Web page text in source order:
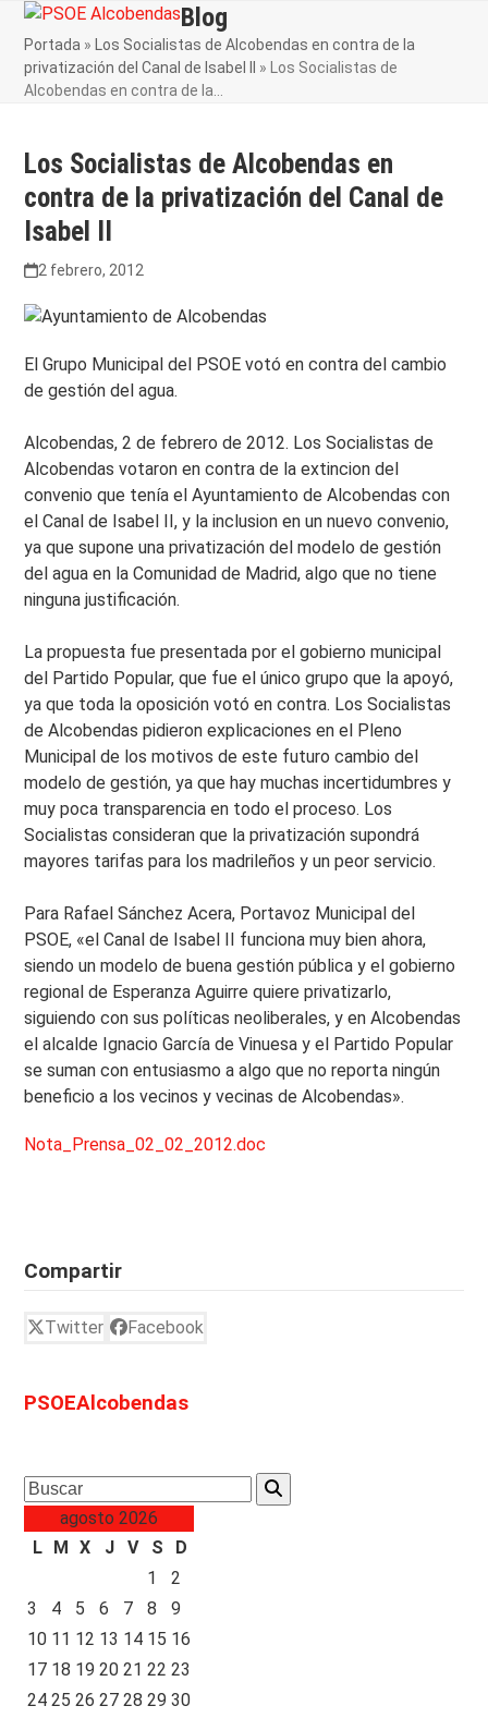
Skip
content
Open
mobile
menu
Close
mobile
menu
Blog
Portada »
Los Socialistas de Alcobendas en contra de la
privatización del Canal de Isabel II
»
Los Socialistas de
Alcobendas en contra de la…
Los Socialistas de Alcobendas en
contra de la privatización del Canal de
Isabel II
2 febrero, 2012
El Grupo Municipal del PSOE votó en contra del cambio
de gestión del agua.
Alcobendas, 2 de febrero de 2012. Los Socialistas de
Alcobendas votaron en contra de la extincion del
convenio que tenía el Ayuntamiento de Alcobendas con
el Canal de Isabel II, y la inclusion en un nuevo convenio,
ya que supone una privatización del modelo de gestión
del agua en la Comunidad de Madrid, algo que no tiene
ninguna justificación.
La propuesta fue presentada por el gobierno municipal
del Partido Popular, que fue el único grupo que la apoyó,
ya que toda la oposición votó en contra. Los Socialistas
de Alcobendas pidieron explicaciones en el Pleno
Municipal de los motivos de este futuro cambio del
modelo de gestión, ya que hay muchas incertidumbres y
muy poca transparencia en todo el proceso. Los
Socialistas consideran que la privatización supondrá
mayores tarifas para los madrileños y un peor servicio.
Para Rafael Sánchez Acera, Portavoz Municipal del
PSOE, «el Canal de Isabel II funciona muy bien ahora,
siendo un modelo de buena gestión pública y el gobierno
regional de Esperanza Aguirre quiere privatizarlo,
siguiendo con sus políticas neoliberales, y en Alcobendas
el alcalde Ignacio García de Vinuesa y el Partido Popular
se suman con entusiasmo a algo que no reporta ningún
beneficio a los vecinos y vecinas de Alcobendas».
Nota_Prensa_02_02_2012.doc
Compartir
Twitter Facebook
PSOEAlcobendas
Search
agosto 2026
L M X J V S
D
1
2
3
4 5 6 7 8
9
10 11 12 13 14 15 16
17 18 19 20 21 22 23
24 25 26 27 28 29 30